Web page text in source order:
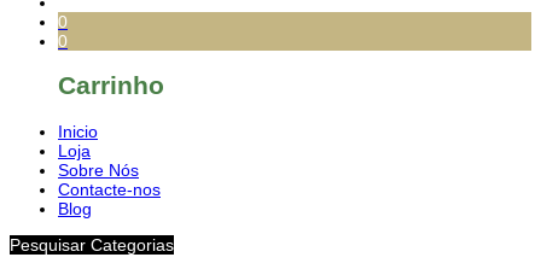
0
0
Carrinho
Inicio
Loja
Sobre Nós
Contacte-nos
Blog
Pesquisar Categorias